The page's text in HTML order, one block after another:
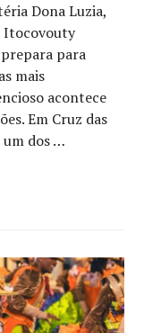
Dona Luzia,
Itocovouty
para
mais
acontece
Em Cruz das
um dos …
João: a